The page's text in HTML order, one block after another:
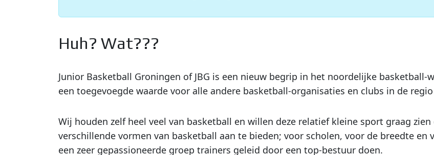
Huh? Wat???
Junior Basketball Groningen of JBG is een nieuw begrip in het noordelijke
een toegevoegde waarde voor alle andere basketball-organisaties en clubs in de
Wij houden zelf heel veel van basketball en willen deze relatief kleine sport graag
verschillende vormen van basketball aan te bieden; voor scholen, voor de breedte
een zeer gepassioneerde groep trainers geleid door een top-bestuur doen.